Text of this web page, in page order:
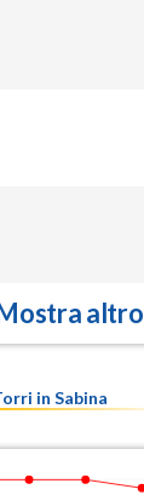
altro
in Sabina